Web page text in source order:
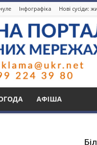
Інфографіка Нові сусіди:
АФІША